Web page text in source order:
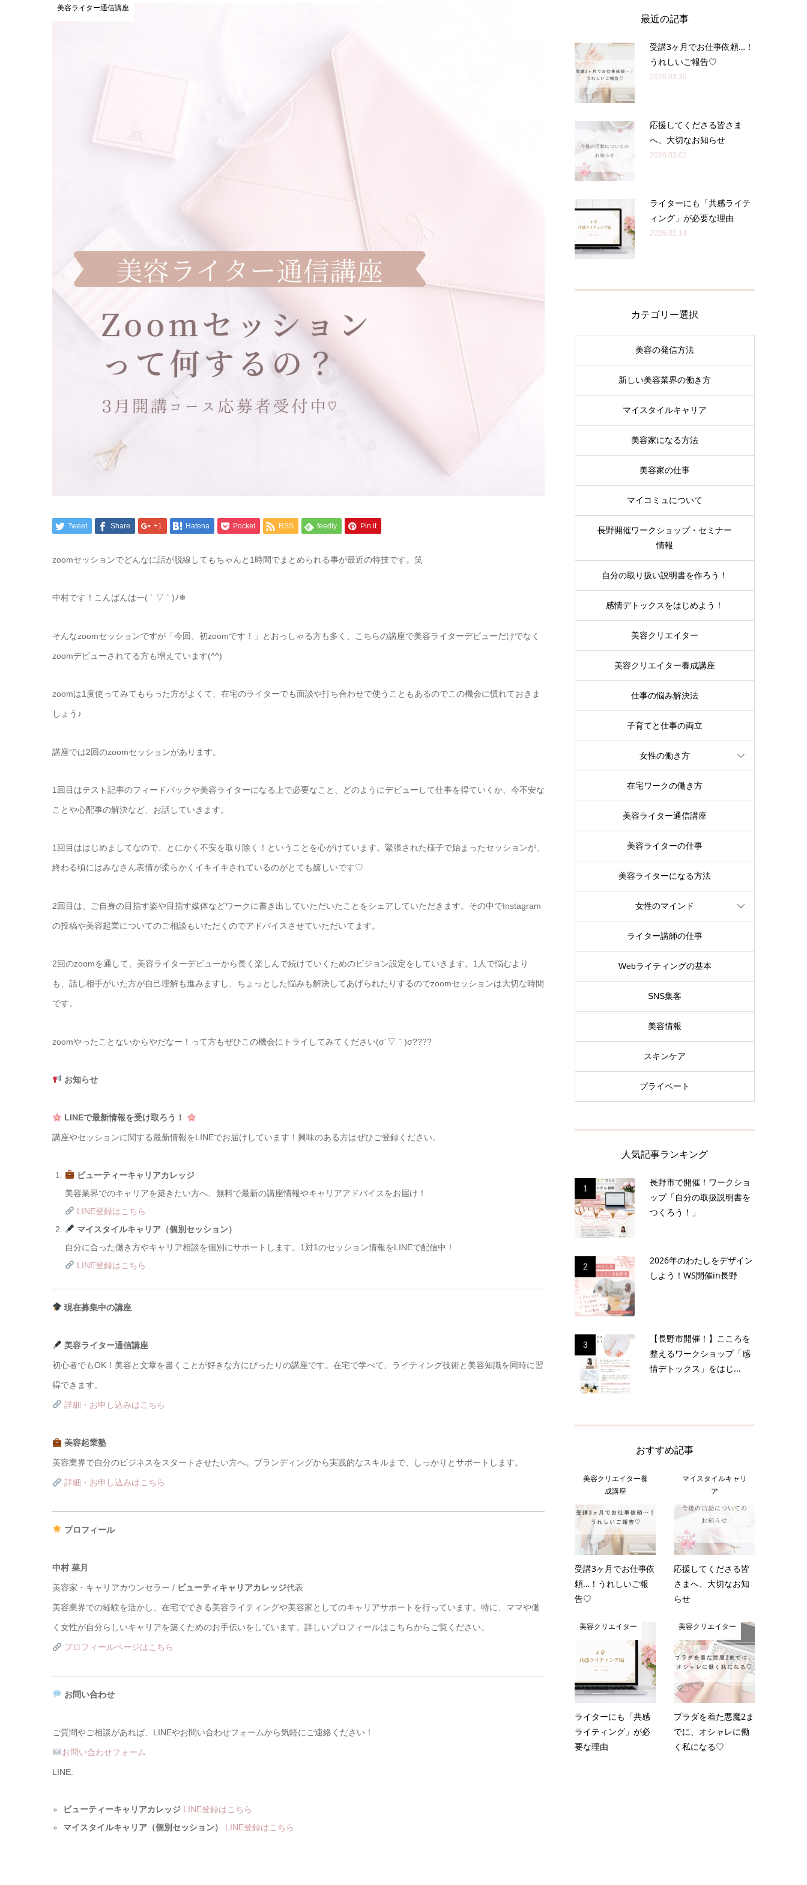
美容ライター通信講座
Tweet Share +1 Hatena Pocket RSS feedly Pin it
zoomセッションでどんなに話が脱線してもちゃんと1時間でまとめられる事が最近の特技です。笑
中村です！こんばんはー( ´ ▽ ` )ﾉ❄
そんなzoomセッションですが「今回、初zoomです！」とおっしゃる方も多く、こちらの講座で美容ライターデビューだけでなく
zoomデビューされてる方も増えています(^^)
zoomは1度使ってみてもらった方がよくて、在宅のライターでも面談や打ち合わせで使うこともあるのでこの機会に慣れておきま
しょう♪
講座では2回のzoomセッションがあります。
1回目はテスト記事のフィードバックや美容ライターになる上で必要なこと、どのようにデビューして仕事を得ていくか、今不安な
ことや心配事の解決など、お話していきます。
1回目ははじめましてなので、とにかく不安を取り除く！ということを心がけています。緊張された様子で始まったセッションが、
終わる頃にはみなさん表情が柔らかくイキイキされているのがとても嬉しいです♡
2回目は、ご自身の目指す姿や目指す媒体などワークに書き出していただいたことをシェアしていただきます。その中でInstagram
の投稿や美容起業についてのご相談もいただくのでアドバイスさせていただいてます。
2回のzoomを通して、美容ライターデビューから長く楽しんで続けていくためのビジョン設定をしていきます。1人で悩むより
も、話し相手がいた方が自己理解も進みますし、ちょっとした悩みも解決してあげられたりするのでzoomセッションは大切な時間
です。
zoomやったことないからやだなー！って方もぜひこの機会にトライしてみてください(σ´▽｀)σ????
お知らせ
LINEで最新情報を受け取ろう！
講座やセッションに関する最新情報をLINEでお届けしています！興味のある方はぜひご登録ください。
ビューティーキャリアカレッジ
美容業界でのキャリアを築きたい方へ、無料で最新の講座情報やキャリアアドバイスをお届け！
LINE登録はこちら
マイスタイルキャリア（個別セッション）
自分に合った働き方やキャリア相談を個別にサポートします。1対1のセッション情報をLINEで配信中！
LINE登録はこちら
現在募集中の講座
美容ライター通信講座
初心者でもOK！美容と文章を書くことが好きな方にぴったりの講座です。在宅で学べて、ライティング技術と美容知識を同時に習
得できます。
詳細・お申し込みはこちら
美容起業塾
美容業界で自分のビジネスをスタートさせたい方へ。ブランディングから実践的なスキルまで、しっかりとサポートします。
詳細・お申し込みはこちら
プロフィール
中村 菜月
美容家・キャリアカウンセラー / ビューティキャリアカレッジ代表
美容業界での経験を活かし、在宅でできる美容ライティングや美容家としてのキャリアサポートを行っています。特に、ママや働
く女性が自分らしいキャリアを築くためのお手伝いをしています。詳しいプロフィールはこちらからご覧ください。
プロフィールページはこちら
お問い合わせ
ご質問やご相談があれば、LINEやお問い合わせフォームから気軽にご連絡ください！
お問い合わせフォーム
LINE:
ビューティーキャリアカレッジ LINE登録はこちら
マイスタイルキャリア（個別セッション）
LINE登録はこちら
最近の記事
受講3ヶ月でお仕事依頼…！
うれしいご報告♡
2026.03.30
応援してくださる皆さま
へ、大切なお知らせ
2026.03.02
ライターにも「共感ライテ
ィング」が必要な理由
2026.02.14
カテゴリー選択
美容の発信方法
新しい美容業界の働き方
マイスタイルキャリア
美容家になる方法
美容家の仕事
マイコミュについて
長野開催ワークショップ・セミナー
情報
自分の取り扱い説明書を作ろう！
感情デトックスをはじめよう！
美容クリエイター
美容クリエイター養成講座
仕事の悩み解決法
子育てと仕事の両立
女性の働き方
在宅ワークの働き方
美容ライター通信講座
美容ライターの仕事
美容ライターになる方法
女性のマインド
ライター講師の仕事
Webライティングの基本
SNS集客
美容情報
スキンケア
プライベート
人気記事ランキング
1
長野市で開催！ワークショ
ップ「自分の取扱説明書を
つくろう！」
2
2026年のわたしをデザイン
しよう！WS開催in長野
3
【長野市開催！】こころを
整えるワークショップ「感
情デトックス」をはじ...
おすすめ記事
美容クリエイター養
成講座
受講3ヶ月でお仕事依
頼…！うれしいご報
告♡
マイスタイルキャリ
ア
応援してくださる皆
さまへ、大切なお知
らせ
美容クリエイター
ライターにも「共感
ライティング」が必
要な理由
美容クリエイター
プラダを着た悪魔2ま
でに、オシャレに働
く私になる♡